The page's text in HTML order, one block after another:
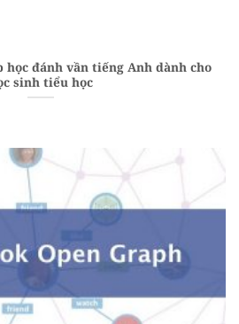
học đánh vần tiếng Anh dành cho
sinh tiểu học